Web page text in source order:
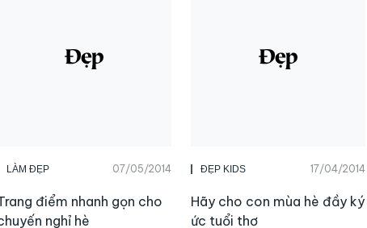
LÀM ĐẸP 07/05/2014
điểm nhanh gọn cho
nghỉ hè
ĐẸP KIDS 17/04/2014
Hãy cho con mùa hè đầy ký
ức tuổi thơ